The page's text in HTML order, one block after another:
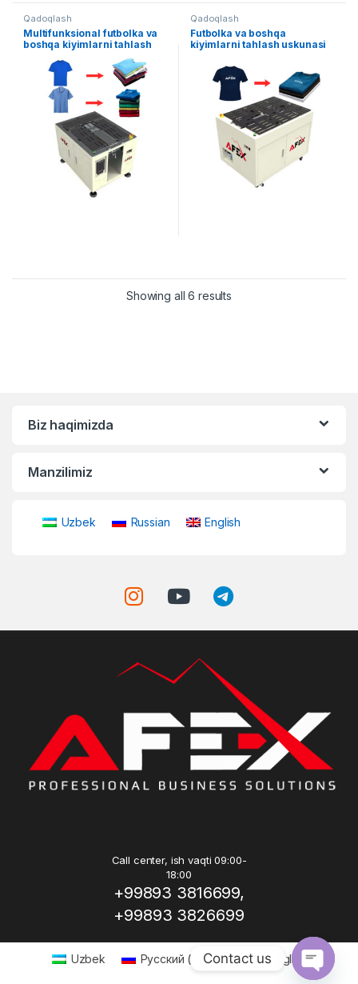
Qadoqlash
Multifunksional futbolka va
boshqa kiyimlarni tahlash
Qadoqlash
Futbolka va boshqa
kiyimlarni tahlash uskunasi
Showing all 6 results
Biz haqimizda
Manzilimiz
Uzbek Russian English
Call center, ish vaqti 09:00-
18:00
+99893 3816699,
+99893 3826699
Uzbek Русский ( Russian) English
Contact us